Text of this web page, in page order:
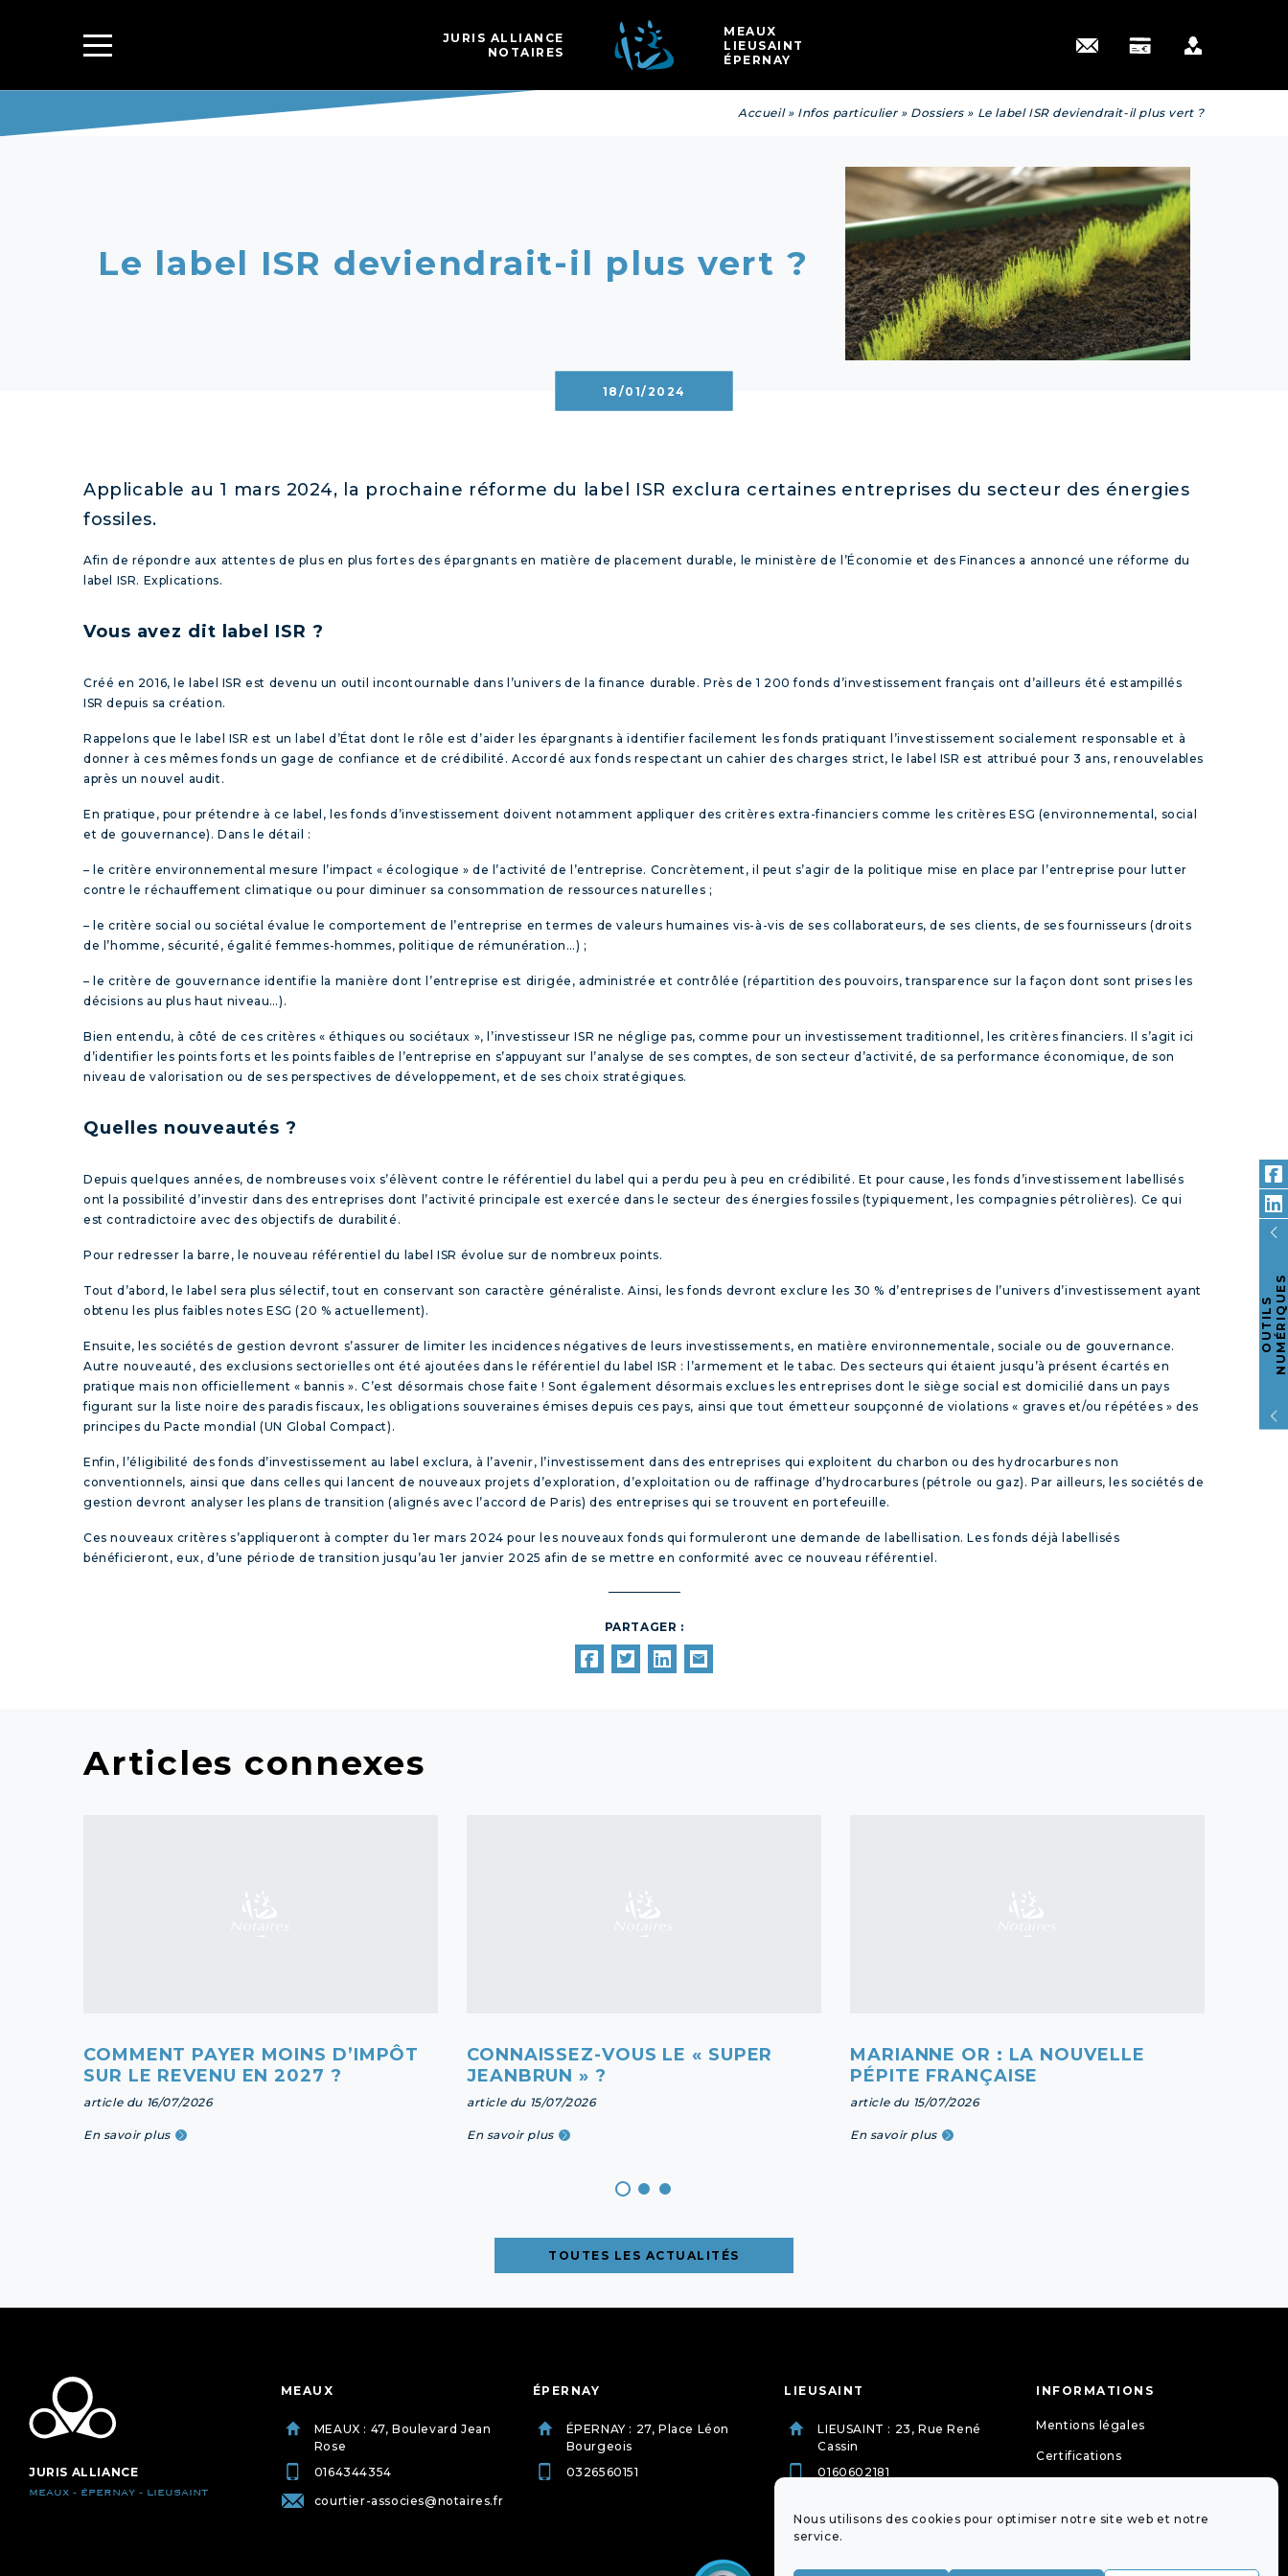
Nous utilisons des cookies pour optimiser notre site web et notre
service.
JURIS ALLIANCE
NOTAIRES
MEAUX
LIEUSAINT
ÉPERNAY
Accueil» Infos particulier» Dossiers» Le label ISR deviendrait-il plus vert ?
Le label ISR deviendrait-il plus vert ?
18/01/2024
Applicable au 1 mars 2024, la prochaine réforme du label ISR exclura certaines entreprises du secteur des énergies
fossiles.
Afin de répondre aux attentes de plus en plus fortes des épargnants en matière de placement durable, le ministère de l’Économie et des Finances a annoncé une réforme du
label ISR. Explications.
Vous avez dit label ISR ?
Créé en 2016, le label ISR est devenu un outil incontournable dans l’univers de la finance durable. Près de 1 200 fonds d’investissement français ont d’ailleurs été estampillés
ISR depuis sa création.
Rappelons que le label ISR est un label d’État dont le rôle est d’aider les épargnants à identifier facilement les fonds pratiquant l’investissement socialement responsable et à
donner à ces mêmes fonds un gage de confiance et de crédibilité. Accordé aux fonds respectant un cahier des charges strict, le label ISR est attribué pour 3 ans, renouvelables
après un nouvel audit.
En pratique, pour prétendre à ce label, les fonds d’investissement doivent notamment appliquer des critères extra-financiers comme les critères ESG (environnemental, social
et de gouvernance). Dans le détail :
–le critère environnemental mesure l’impact « écologique » de l’activité de l’entreprise. Concrètement, il peut s’agir de la politique mise en place par l’entreprise pour lutter
contre le réchauffement climatique ou pour diminuer sa consommation de ressources naturelles ;
–le critère social ou sociétal évalue le comportement de l’entreprise en termes de valeurs humaines vis-à-vis de ses collaborateurs, de ses clients, de ses fournisseurs (droits
de l’homme, sécurité, égalité femmes-hommes, politique de rémunération…) ;
–le critère de gouvernance identifie la manière dont l’entreprise est dirigée, administrée et contrôlée (répartition des pouvoirs, transparence sur la façon dont sont prises les
décisions au plus haut niveau…).
Bien entendu, à côté de ces critères « éthiques ou sociétaux », l’investisseur ISR ne néglige pas, comme pour un investissement traditionnel, les critères financiers. Il s’agit ici
d’identifier les points forts et les points faibles de l’entreprise en s’appuyant sur l’analyse de ses comptes, de son secteur d’activité, de sa performance économique, de son
niveau de valorisation ou de ses perspectives de développement, et de ses choix stratégiques.
Quelles nouveautés ?
Depuis quelques années, de nombreuses voix s’élèvent contre le référentiel du label qui a perdu peu à peu en crédibilité. Et pour cause, les fonds d’investissement labellisés
ont la possibilité d’investir dans des entreprises dont l’activité principale est exercée dans le secteur des énergies fossiles (typiquement, les compagnies pétrolières). Ce qui
est contradictoire avec des objectifs de durabilité.
Pour redresser la barre, le nouveau référentiel du label ISR évolue sur de nombreux points.
Tout d’abord, le label sera plus sélectif, tout en conservant son caractère généraliste. Ainsi, les fonds devront exclure les 30 % d’entreprises de l’univers d’investissement ayant
obtenu les plus faibles notes ESG (20 % actuellement).
Ensuite, les sociétés de gestion devront s’assurer de limiter les incidences négatives de leurs investissements, en matière environnementale, sociale ou de gouvernance.
Autre nouveauté, des exclusions sectorielles ont été ajoutées dans le référentiel du label ISR : l’armement et le tabac. Des secteurs qui étaient jusqu’à présent écartés en
pratique mais non officiellement « bannis ». C’est désormais chose faite ! Sont également désormais exclues les entreprises dont le siège social est domicilié dans un pays
figurant sur la liste noire des paradis fiscaux, les obligations souveraines émises depuis ces pays, ainsi que tout émetteur soupçonné de violations « graves et/ou répétées » des
principes du Pacte mondial (UN Global Compact).
Enfin, l’éligibilité des fonds d’investissement au label exclura, à l’avenir, l’investissement dans des entreprises qui exploitent du charbon ou des hydrocarbures non
conventionnels, ainsi que dans celles qui lancent de nouveaux projets d’exploration, d’exploitation ou de raffinage d’hydrocarbures (pétrole ou gaz). Par ailleurs, les sociétés de
gestion devront analyser les plans de transition (alignés avec l’accord de Paris) des entreprises qui se trouvent en portefeuille.
Ces nouveaux critères s’appliqueront à compter du 1er mars 2024 pour les nouveaux fonds qui formuleront une demande de labellisation. Les fonds déjà labellisés
bénéficieront, eux, d’une période de transition jusqu’au 1er janvier 2025 afin de se mettre en conformité avec ce nouveau référentiel.
PARTAGER :
Articles connexes
COMMENT PAYER MOINS D’IMPÔT
SUR LE REVENU EN 2027 ?
article du 16/07/2026
En savoir plus
CONNAISSEZ-VOUS LE « SUPER
JEANBRUN » ?
article du 15/07/2026
En savoir plus
MARIANNE OR : LA NOUVELLE
PÉPITE FRANÇAISE
article du 15/07/2026
En savoir plus
TOUTES LES ACTUALITÉS
JURIS ALLIANCE
MEAUX - ÉPERNAY - LIEUSAINT
MEAUX
MEAUX : 47, Boulevard Jean
Rose
0164344354
courtier-associes@notaires.fr
ÉPERNAY
ÉPERNAY : 27, Place Léon
Bourgeois
0326560151
LIEUSAINT
LIEUSAINT : 23, Rue René
Cassin
0160602181
dessus.77097@notaires.fr
INFORMATIONS
Mentions légales
Certifications
Guides pratiques
O
U
T
I
L
S
N
U
M
É
R
I
Q
U
ES